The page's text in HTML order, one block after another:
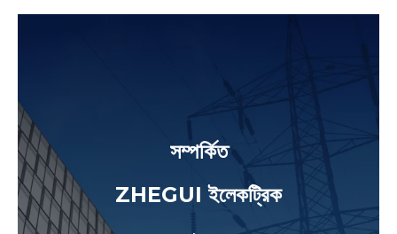
সম্পর্কিত
ZHEGUI ইলেকট্রিক